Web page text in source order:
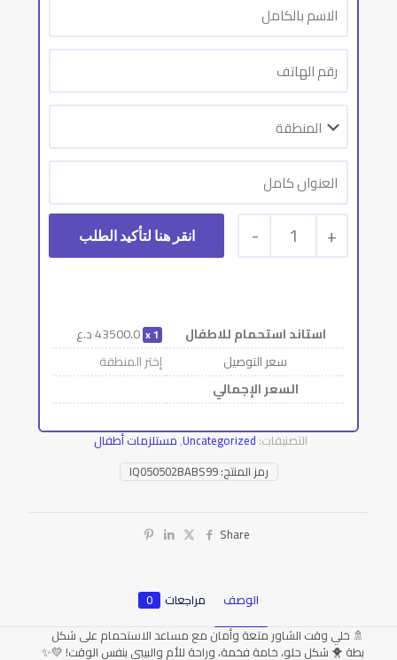
+
1
-
استاند استحمام للاطفال 1
43500.0د.ع
سعر التوصيل
إختر المنطقة
السعر الإجمالي
رمز المنتج:IQ050502BABS99
التصنيفات: Uncategorized
,مستلزمات أطفال
Share
الوصف مراجعات 0
🚿 خلي وقت الشاور متعة وأمان مع مساعد الاستحمام على شكل
بطة 🐥 شكل حلو، خامة فخمة، وراحة للأم والبيبي بنفس الوقت! 💛✨